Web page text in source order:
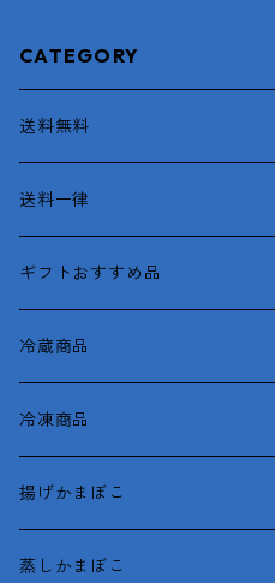
CATEGORY
送料無料
函館産
がごめとろろ昆布
送料一律
ギフトおすすめ品
冷蔵商品
冷凍商品
揚げかまぼこ
蒸しかまぼこ